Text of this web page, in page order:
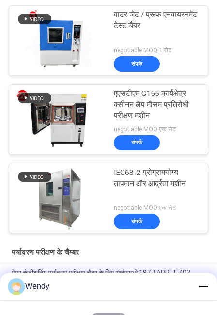
वाटर जेट / प्रूफ एनवायरनमेंट
टेस्ट चैंबर
negotiable MOQ:1 सेट
संपर्क
एएसटीएम G155 कार्यक्षेत्र
क्सीनन लैंप मौसम प्रतिरोधी
परीक्षण मशीन
negotiable MOQ:एक सेट
संपर्क
IEC68-2 प्रोग्रामयोग्य
तापमान और आर्द्रता मशीन
negotiable MOQ:एक सेट
संपर्क
पर्यावरण परीक्षण के चैम्बर
पेपर कंडीशनिंग पर्यावरण परीक्षण चैंबर के लिए आईएसओ 187 TAPPI T 402
लगातार तापमान आर्द्रता चैंबर
ड्राई एंड वेट कम्पोजिट साल्ट स्प्रे करप्शन टेस्ट चैंबर 60L 120L Nss Aass
Wendy